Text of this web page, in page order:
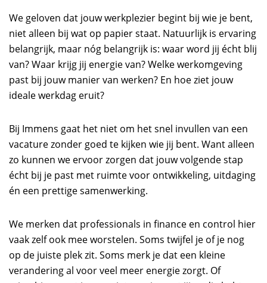
We geloven dat jouw werkplezier begint bij wie je bent,
niet alleen bij wat op papier staat. Natuurlijk is ervaring
belangrijk, maar nóg belangrijk is: waar word jij écht blij
van? Waar krijg jij energie van? Welke werkomgeving
past bij jouw manier van werken? En hoe ziet jouw
ideale werkdag eruit?
Bij Immens gaat het niet om het snel invullen van een
vacature zonder goed te kijken wie jij bent. Want alleen
zo kunnen we ervoor zorgen dat jouw volgende stap
écht bij je past met ruimte voor ontwikkeling, uitdaging
én een prettige samenwerking.
We merken dat professionals in finance en control hier
vaak zelf ook mee worstelen. Soms twijfel je of je nog
op de juiste plek zit. Soms merk je dat een kleine
verandering al voor veel meer energie zorgt. Of